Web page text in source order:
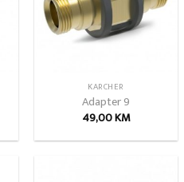
KARCHER
Adapter 9
49,00KM